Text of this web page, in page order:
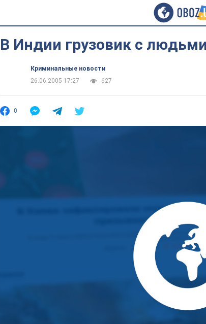
В Индии грузовик с
Криминальные новости
26.06.2005 17:27
627
0